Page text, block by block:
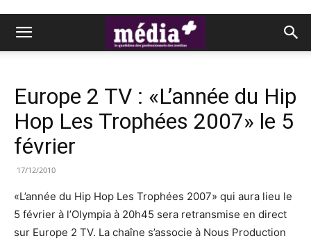
Europe 2 TV : «L’année du Hip
Hop Les Trophées 2007» le 5
février
17/12/2010
«L’année du Hip Hop Les Trophées 2007» qui aura lieu le
5 février à l’Olympia à 20h45 sera retransmise en direct
sur Europe 2 TV. La chaîne s’associe à Nous Production